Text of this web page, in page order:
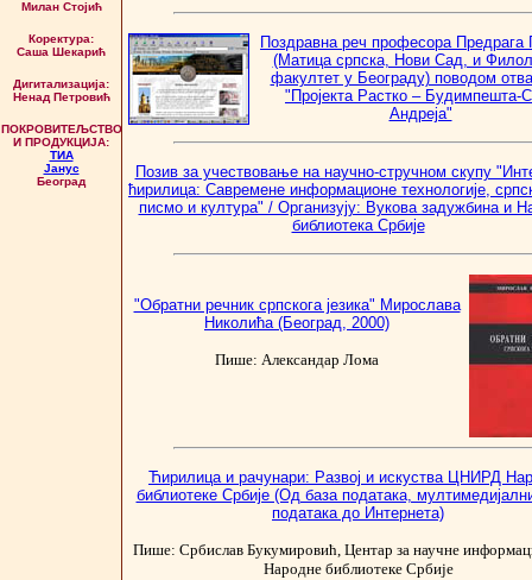
Милан Стојић
Коректура:
Саша Шекарић
Дигитализација:
Ненад Петровић
ПОКРОВИТЕЉСТВО
И ПРОДУКЦИЈА:
ТИА
Јанус
Београд
Поздравна реч професора Предрага
(Матица српска, Нови Сад, и
факултет у Београду) поводом
"Пројекта Растко – Будимпешта-
Андреја"
Позив за учествовање на научно-стручном скупу
ћирилица: Савремене информационе технологије,
писмо и култура" / Организују: Вукова задужбина и
библиотека Србије
"Обратни речник српскога језика" Мирослава
Николића (Београд, 2000)
Пише: Александар Лома
Ћирилица и рачунари: Развој и искуства ЦНИРД
библиотеке Србије (Од база података,
података до Интернета)
Пише: Србислав Букумировић, Центар за научне
Народне библиотеке Србије